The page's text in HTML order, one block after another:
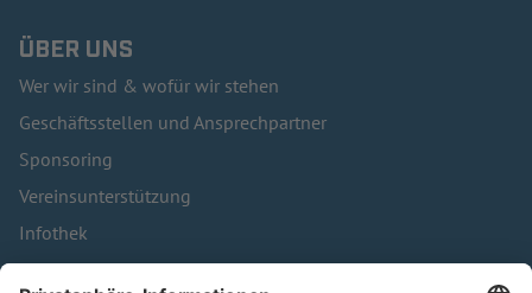
ÜBER UNS
Wer wir sind & wofür wir stehen
Geschäftsstellen und Ansprechpartner
Sponsoring
Vereinsunterstützung
Infothek
Kontakt